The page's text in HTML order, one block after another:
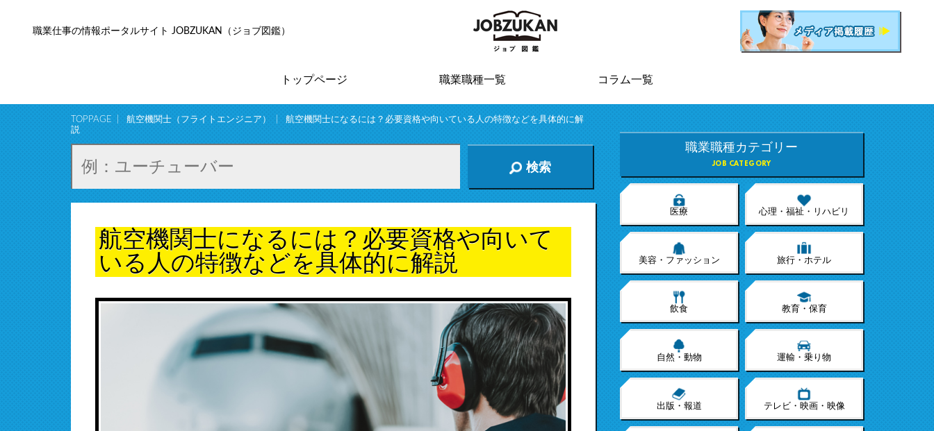
職業仕事の情報ポータルサイト JOBZUKAN（ジョブ図鑑）
トップページ 職業職種一覧 コラム一覧
TOPPAGE 航空機関士（フライトエンジニア）
航空機関士になるには？必要資格や向いている人の特徴などを具体的に解
説
検索
航空機関士になるには？必要資格や向いて
いる人の特徴などを具体的に解説
職業職種カテゴリー
JOB CATEGORY
医療 心理・福祉・リハビリ
美容・ファッション 旅行・ホテル
飲食 教育・保育
自然・動物 運輸・乗り物
出版・報道 テレビ・映画・映像